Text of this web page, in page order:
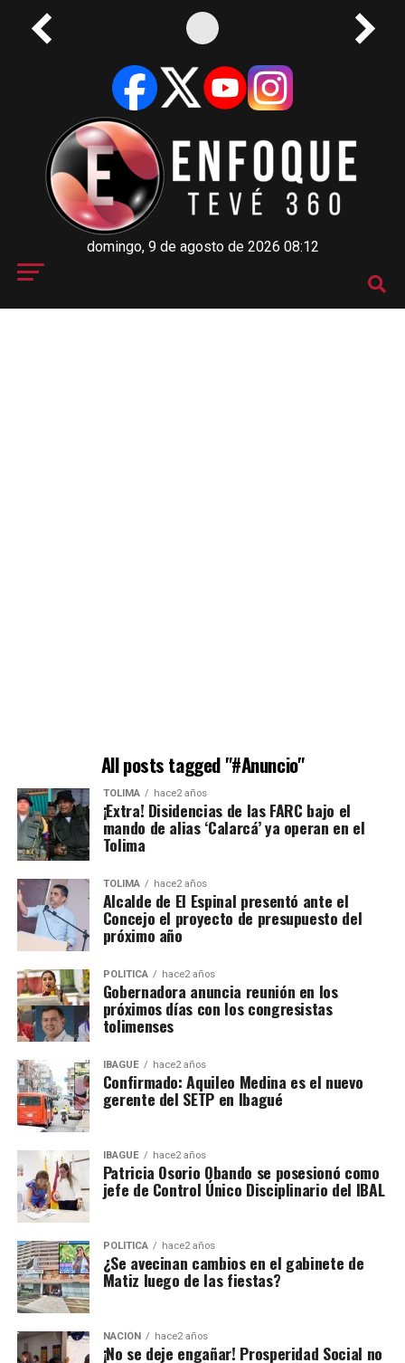
domingo, 9 de agosto de 2026 08:12
All posts tagged "#Anuncio"
TOLIMA hace2 años
¡Extra! Disidencias de las FARC bajo el
mando de alias ‘Calarcá’ ya operan en el
Tolima
TOLIMA hace2 años
Alcalde de El Espinal presentó ante el
Concejo el proyecto de presupuesto del
próximo año
POLÍTICA hace2 años
Gobernadora anuncia reunión en los
próximos días con los congresistas
tolimenses
IBAGUÉ hace2 años
Confirmado: Aquileo Medina es el nuevo
gerente del SETP en Ibagué
IBAGUÉ hace2 años
Patricia Osorio Obando se posesionó como
jefe de Control Único Disciplinario del IBAL
POLÍTICA hace2 años
¿Se avecinan cambios en el gabinete de
Matiz luego de las fiestas?
NACIÓN hace2 años
¡No se deje engañar! Prosperidad Social no